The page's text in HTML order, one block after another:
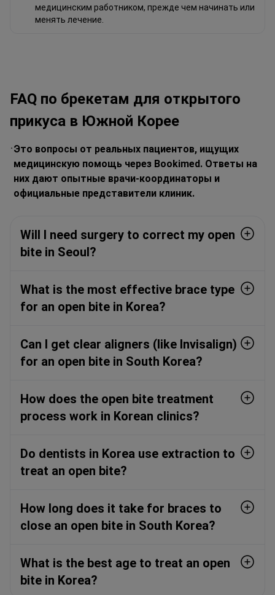
медицинским работником, прежде чем начинать или
менять лечение.
FAQ по брекетам для открытого
прикуса в Южной Корее
Это вопросы от реальных пациентов, ищущих
медицинскую помощь через Bookimed. Ответы на
них дают опытные врачи-координаторы и
официальные представители клиник.
Will I need surgery to correct my open
bite in Seoul?
What is the most effective brace type
for an open bite in Korea?
Can I get clear aligners (like Invisalign)
for an open bite in South Korea?
How does the open bite treatment
process work in Korean clinics?
Do dentists in Korea use extraction to
treat an open bite?
How long does it take for braces to
close an open bite in South Korea?
What is the best age to treat an open
bite in Korea?